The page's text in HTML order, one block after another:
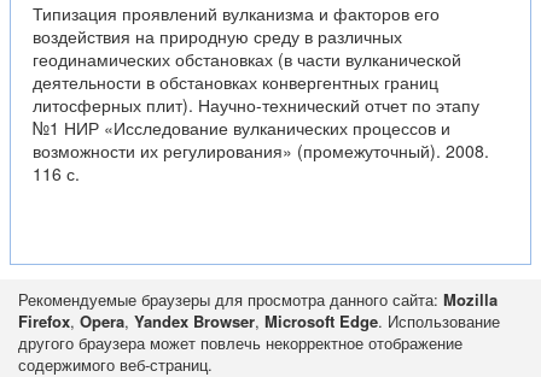
Типизация проявлений вулканизма и факторов его
воздействия на природную среду в различных
геодинамических обстановках (в части вулканической
деятельности в обстановках конвергентных границ
литосферных плит). Научно-технический отчет по этапу
№1 НИР «Исследование вулканических процессов и
возможности их регулирования» (промежуточный). 2008.
116 с.
Рекомендуемые браузеры для просмотра данного сайта: Mozilla
Firefox, Opera, Yandex Browser, Microsoft Edge. Использование
другого браузера может повлечь некорректное отображение
содержимого веб-страниц.